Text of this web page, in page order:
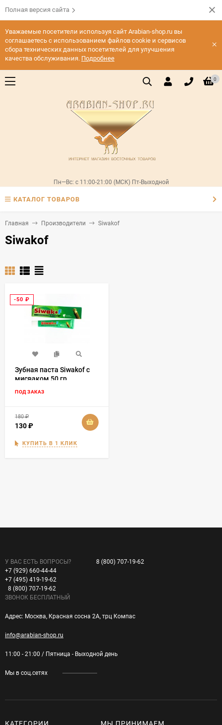
Полная версия сайта
Уважаемые посетители используя сайт Arabian-shop.ru вы
соглашаетесь с использованием файлов cookie и сервисов
сбора технических данных посетителей для улучшения
качества обслуживания. Подробнее
×
0
Пн—Вс: с 11:00-21:00 (МСК) Пт-Выходной
КАТАЛОГ ТОВАРОВ
Главная Производители Siwakof
Siwakof
-50 ₽
Зубная паста Siwakof с
мисваком 50 гр
ПОД ЗАКАЗ
180₽
130₽
КУПИТЬ В 1 КЛИК
У ВАС ЕСТЬ ВОПРОСЫ?
+7 (929) 660-44-44
+7 (495) 419-19-62
8 (800) 707-19-62
ЗВОНОК БЕСПЛАТНЫЙ
8 (800) 707-19-62
Адрес: Москва, Красная сосна 2А, трц Компас
info@arabian-shop.ru
11:00 - 21:00 / Пятница - Выходной день
Мы в соц.сетях
КАТЕГОРИИ МЫ ПРИНИМАЕМ